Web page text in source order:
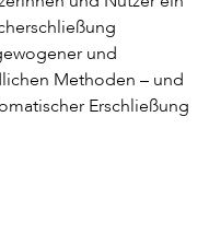
und
Methoden – und
Erschließung